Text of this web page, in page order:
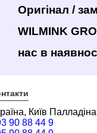
Оригінал /
WILMINK
нас в
Київ
90 88 44 9